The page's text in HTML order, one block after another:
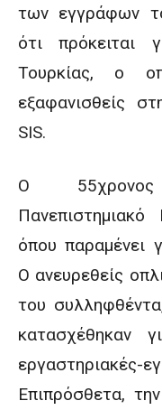
των εγγράφων
ότι πρόκειται
Τουρκίας, ο
εξαφανισθείς
SIS.
Ο 55χρονος
όπου παραμένει
O ανευρεθείς
του
κατασχέθηκαν
εργαστηριακές-
Επιπρόσθετα,